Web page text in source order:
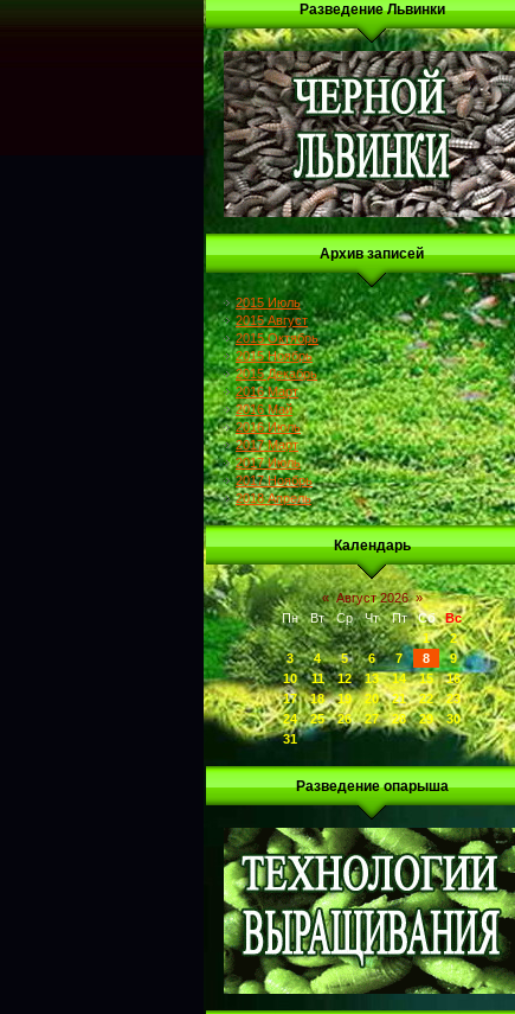
Разведение Львинки
Архив записей
2015 Июль
2015 Август
2015 Октябрь
2015 Ноябрь
2015 Декабрь
2016 Март
2016 Май
2016 Июль
2017 Март
2017 Июль
2017 Ноябрь
2018 Апрель
Календарь
« Август 2026 »
Пн
Вт Ср Чт Пт Сб
Вс
1
2
3
4 5 6 7 8
9
10
11 12 13 14 15
16
17
18 19 20 21 22
23
24
25 26 27 28 29
30
31
Разведение опарыша